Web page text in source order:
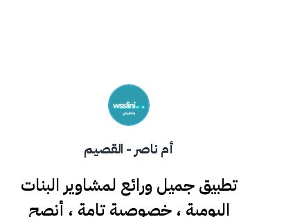
هديل - جدة
افضل شي انه بنت تسوق ، استخدمه
بتوصيل اطفالي من المدرسة اثناء